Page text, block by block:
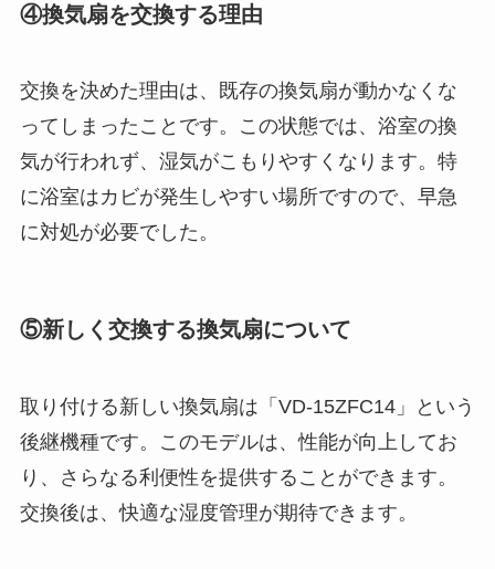
④換気扇を交換する理由
交換を決めた理由は、既存の換気扇が動かなくな
ってしまったことです。この状態では、浴室の換
気が行われず、湿気がこもりやすくなります。特
に浴室はカビが発生しやすい場所ですので、早急
に対処が必要でした。
⑤新しく交換する換気扇について
取り付ける新しい換気扇は「VD-15ZFC14」という
後継機種です。このモデルは、性能が向上してお
り、さらなる利便性を提供することができます。
交換後は、快適な湿度管理が期待できます。